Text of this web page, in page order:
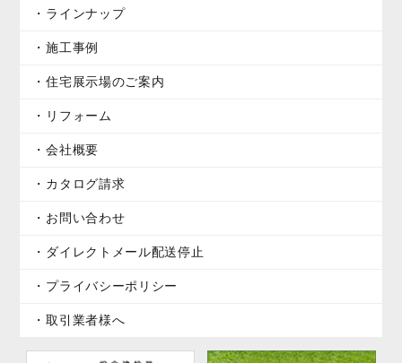
ラインナップ
施工事例
住宅展示場のご案内
リフォーム
会社概要
カタログ請求
お問い合わせ
ダイレクトメール配送停止
プライバシーポリシー
取引業者様へ